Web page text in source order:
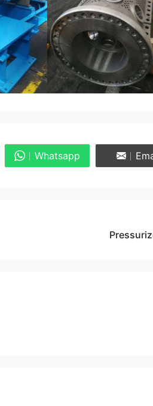
Whatsapp
Share